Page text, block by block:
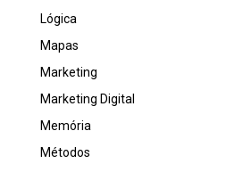
Lógica
Mapas
Marketing
Marketing Digital
Memória
Métodos